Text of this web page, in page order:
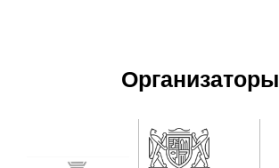
Организаторы